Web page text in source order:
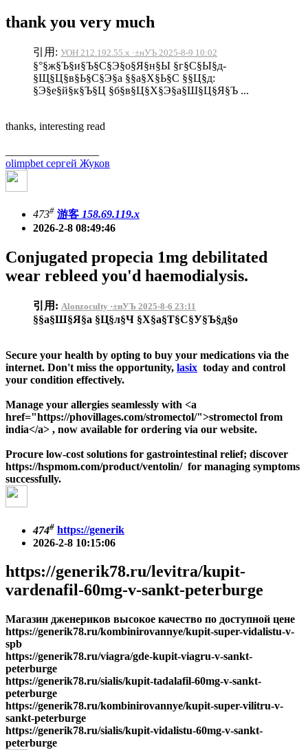
thank you very much
引用: УОН 212.192.55.x ·±нУЪ 2025-8-9 10:02
§°§ж§Ъ§и§Ъ§С§Э§о§Я§н§Ы §г§С§Ы§д-
§Щ§Ц§в§Ь§С§Э§а §§а§Х§Ь§С §§Ц§д:
§Э§е§й§к§Ъ§Ц §б§в§Ц§Х§Э§а§Ш§Ц§Я§Ъ ...
thanks, interesting read
olimpbet сергей Жуков
473# 游客 158.69.119.x
2026-2-8 08:49:46
Conjugated propecia 1mg debilitated
wear rebleed you'd haemodialysis.
引用: Alonzoculty ·±нУЪ 2025-8-6 23:11
§§а§Ш§Я§а §Ц§л§Ч §Х§а§Т§С§У§Ъ§д§о
Secure your health by opting to buy your medications via the
internet. Don't miss the opportunity, lasix today and control
your condition effectively.
Manage your allergies seamlessly with <a
href="https://phovillages.com/stromectol/">stromectol from
india</a> , now available for ordering via our website.
Procure low-cost solutions for gastrointestinal relief; discover
https://hspmom.com/product/ventolin/ for managing symptoms
successfully.
474# https://generik
2026-2-8 10:15:06
https://generik78.ru/levitra/kupit-
vardenafil-60mg-v-sankt-peterburge
Магазин дженериков высокое качество по доступной цене
https://generik78.ru/kombinirovannye/kupit-super-vidalistu-v-
spb
https://generik78.ru/viagra/gde-kupit-viagru-v-sankt-
peterburge
https://generik78.ru/sialis/kupit-tadalafil-60mg-v-sankt-
peterburge
https://generik78.ru/kombinirovannye/kupit-super-vilitru-v-
sankt-peterburge
https://generik78.ru/sialis/kupit-vidalistu-60mg-v-sankt-
peterburge